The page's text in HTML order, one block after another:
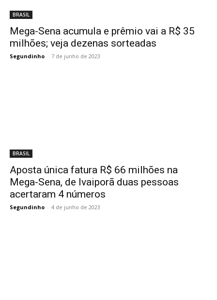
BRASIL
Mega-Sena acumula e prêmio vai a R$ 35
milhões; veja dezenas sorteadas
Segundinho - 7 de junho de 2023
BRASIL
Aposta única fatura R$ 66 milhões na
Mega-Sena, de Ivaiporã duas pessoas
acertaram 4 números
Segundinho - 4 de junho de 2023